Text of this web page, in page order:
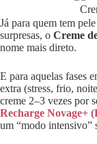
Já para quem tem
surpresas, o Creme
nome mais direto.
E para aquelas fases
extra (stress, frio,
creme 2–3 vezes por
Recharge Novage+
um “modo intensivo”